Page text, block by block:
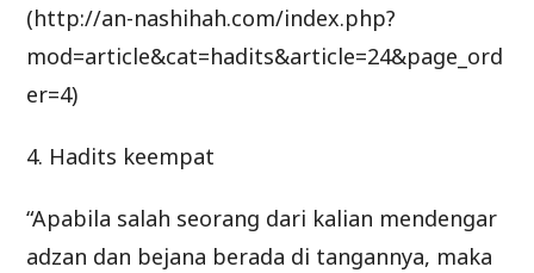
(http://an-nashihah.com/index.php?
mod=article&cat=hadits&article=24&page_ord
er=4)
4. Hadits keempat
“Apabila salah seorang dari kalian mendengar
adzan dan bejana berada di tangannya, maka